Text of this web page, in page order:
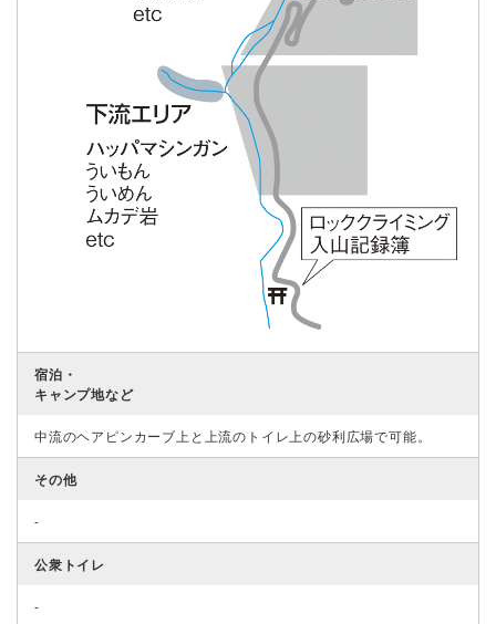
宿泊・
キャンプ地など
中流のヘアピンカーブ上と上流のトイレ上の砂利広場で可能。
その他
-
公衆トイレ
-